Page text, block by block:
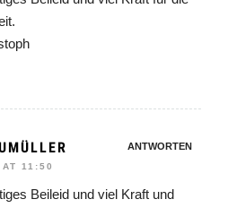
11:50
ANTWORTEN
Beileid und viel Kraft und